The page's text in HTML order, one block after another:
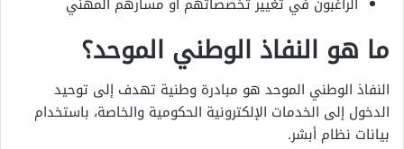
ما هو النفاذ الوطني الموحد؟
النفاذ الوطني الموحد هو مبادرة وطنية تهدف إلى توحيد
الدخول إلى الخدمات الإلكترونية الحكومية والخاصة، باستخدام
بيانات نظام أبشر.